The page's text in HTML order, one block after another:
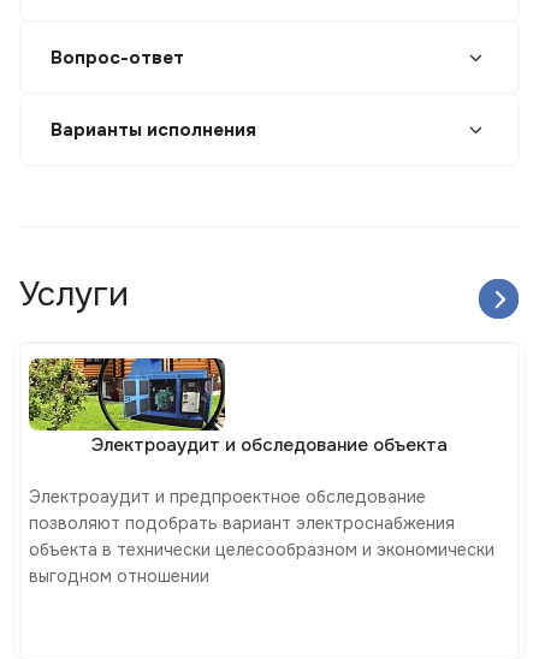
Вопрос-ответ
Варианты исполнения
Услуги
Электроаудит и обследование объекта
Электроаудит и предпроектное обследование
позволяют подобрать вариант электроснабжения
объекта в технически целесообразном и экономически
выгодном отношении